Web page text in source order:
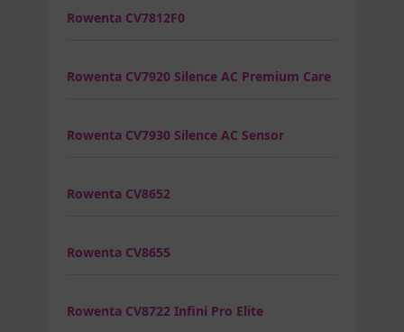
Rowenta CV7812F0
Rowenta CV7920 Silence AC Premium Care
Rowenta CV7930 Silence AC Sensor
Rowenta CV8652
Rowenta CV8655
Rowenta CV8722 Infini Pro Elite